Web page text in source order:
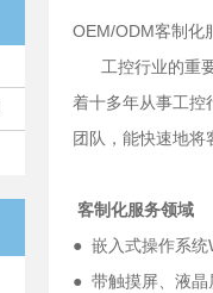
OEM/ODM客制化
工控行业的重要
着十多年从事工控
团队，能快速地
客制化服务领域
● 嵌入式操作系统
● 带触摸屏、液晶